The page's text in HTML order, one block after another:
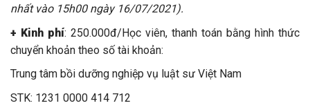
nhất vào 15h00 ngày 16/07/2021).
+ Kinh phí: 250.000đ/Học viên, thanh toán bằng hình thức
chuyển khoản theo số tài khoản:
Trung tâm bồi dưỡng nghiệp vụ luật sư Việt Nam
STK: 1231 0000 414 712